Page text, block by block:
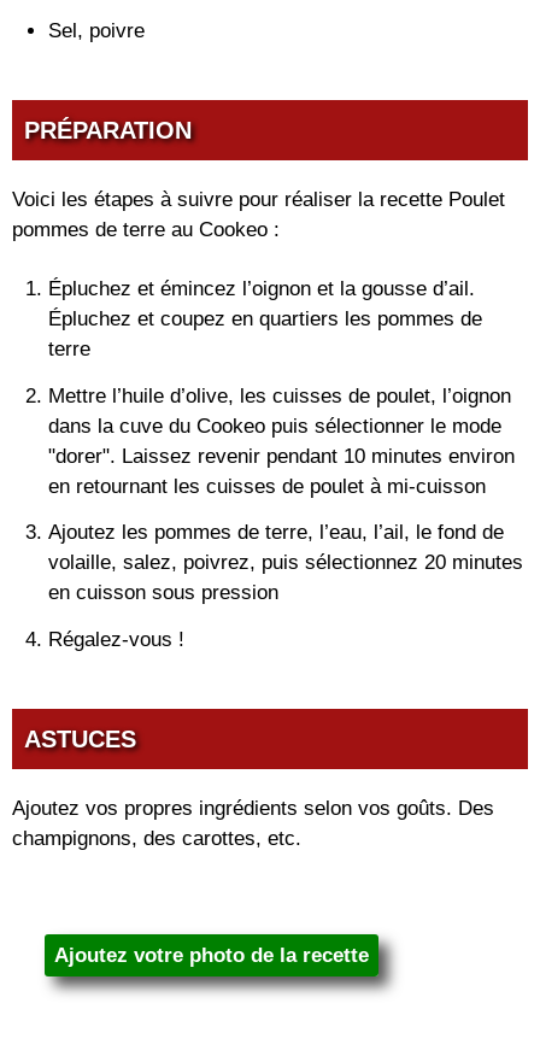
Sel, poivre
PRÉPARATION
Voici les étapes à suivre pour réaliser la recette Poulet
pommes de terre au Cookeo :
Épluchez et émincez l’oignon et la gousse d’ail.
Épluchez et coupez en quartiers les pommes de
terre
Mettre l’huile d’olive, les cuisses de poulet, l’oignon
dans la cuve du Cookeo puis sélectionner le mode
"dorer". Laissez revenir pendant 10 minutes environ
en retournant les cuisses de poulet à mi-cuisson
Ajoutez les pommes de terre, l’eau, l’ail, le fond de
volaille, salez, poivrez, puis sélectionnez 20 minutes
en cuisson sous pression
Régalez-vous !
ASTUCES
Ajoutez vos propres ingrédients selon vos goûts. Des
champignons, des carottes, etc.
Ajoutez votre photo de la recette